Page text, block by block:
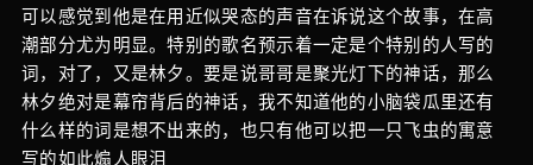
可以感觉到他是在用近似哭态的声音在诉说这个故事，在高
潮部分尤为明显。特别的歌名预示着一定是个特别的人写的
词，对了，又是林夕。要是说哥哥是聚光灯下的神话，那么
林夕绝对是幕帘背后的神话，我不知道他的小脑袋瓜里还有
什么样的词是想不出来的，也只有他可以把一只飞虫的寓意
写的如此煽人眼泪